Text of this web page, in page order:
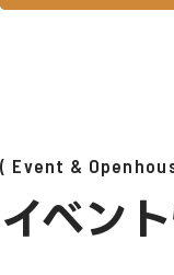
Event &
イベン